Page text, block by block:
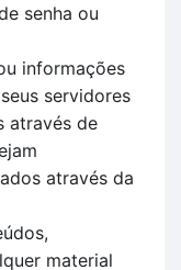
senha ou
informações
servidores
através de
através da
material